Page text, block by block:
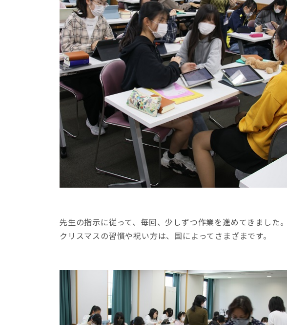
先生の指示に従って、毎回、少しずつ作業を進めてきました。
クリスマスの習慣や祝い方は、国によってさまざまです。